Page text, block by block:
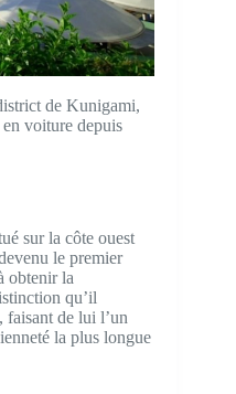
de Kunigami,
voiture depuis
sur la côte ouest
le premier
obtenir la
qu’il
faisant de lui l’un
la plus longue